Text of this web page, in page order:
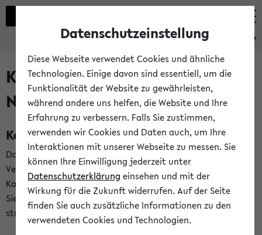
eKVV
Kalenderintegration und
Newsfeeds
Kalenderintegration
Das eKVV bietet Ihnen die Möglichkeit,
Veranstaltungstermine in eine Vielzahl von
Kalenderanwendungen einzubinden. Auf diese Weise können
Sie einen gemeinsamen Überblick über Ihre privaten und
studienbezogenen Termine erhalten.
Datenschutzeinstellung
Diese Webseite verwendet Cookies und ähnliche
Technologien. Einige davon sind essentiell, um die
Funktionalität der Website zu gewährleisten,
während andere uns helfen, die Website und Ihre
Erfahrung zu verbessern. Falls Sie zustimmen,
verwenden wir Cookies und Daten auch, um Ihre
Interaktionen mit unserer Webseite zu messen. Sie
können Ihre Einwilligung jederzeit unter
Datenschutzerklärung einsehen und mit der
Wirkung für die Zukunft widerrufen. Auf der Seite
finden Sie auch zusätzliche Informationen zu den
verwendeten Cookies und Technologien.